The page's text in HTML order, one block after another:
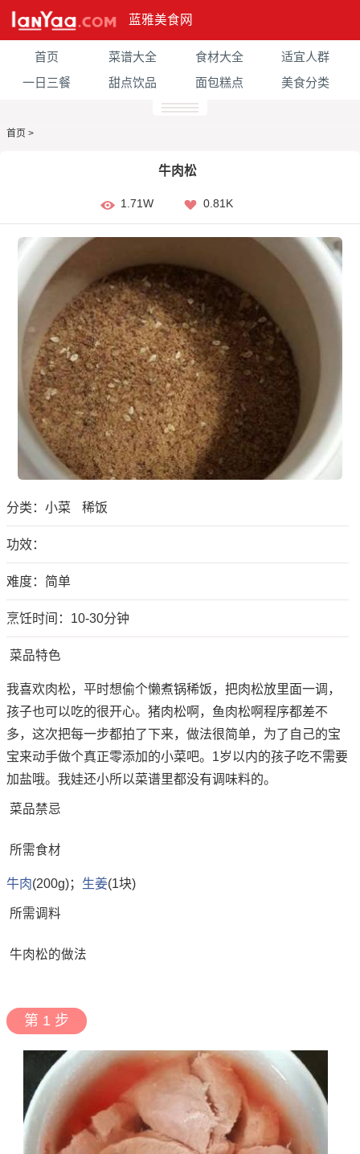
蓝雅美食网
首页 菜谱大全 食材大全
适宜人群
一日三餐
甜点饮品 面包糕点 美食分类
首页 >
牛肉松
1.71W 0.81K
分类： 小菜 稀饭
功效：
难度：简单
烹饪时间：10-30分钟
菜品特色
我喜欢肉松，平时想偷个懒煮锅稀饭，把肉松放里面一调，
孩子也可以吃的很开心。猪肉松啊，鱼肉松啊程序都差不
多，这次把每一步都拍了下来，做法很简单，为了自己的宝
宝来动手做个真正零添加的小菜吧。1岁以内的孩子吃不需要
加盐哦。我娃还小所以菜谱里都没有调味料的。
菜品禁忌
所需食材
牛肉(200g)； 生姜(1块)
所需调料
牛肉松的做法
第 1 步